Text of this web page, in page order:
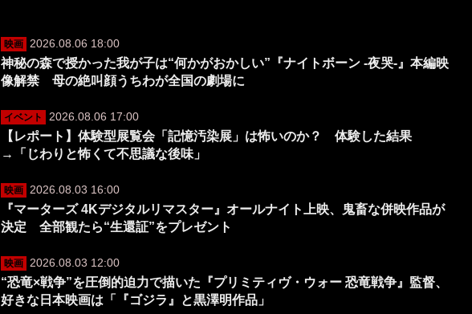
映画 2026.08.06 18:00
神秘の森で授かった我が子は“何かがおかしい”『ナイトボーン -夜哭-』本編映
像解禁 母の絶叫顔うちわが全国の劇場に
イベント 2026.08.06 17:00
【レポート】体験型展覧会「記憶汚染展」は怖いのか？ 体験した結果
→「じわりと怖くて不思議な後味」
映画 2026.08.03 16:00
『マーターズ 4Kデジタルリマスター』オールナイト上映、鬼畜な併映作品が
決定 全部観たら“生還証”をプレゼント
映画 2026.08.03 12:00
“恐竜×戦争”を圧倒的迫力で描いた『プリミティヴ・ウォー 恐竜戦争』監督、
好きな日本映画は「『ゴジラ』と黒澤明作品」